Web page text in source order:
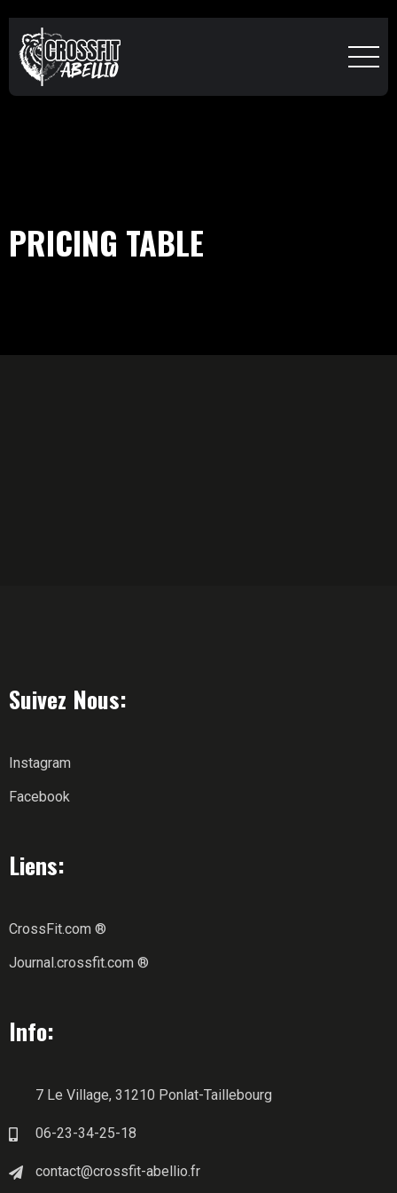
PRICING TABLE
Suivez Nous:
Instagram
Facebook
Liens:
CrossFit.com ®
Journal.crossfit.com ®
Info:
7 Le Village, 31210 Ponlat-Taillebourg
06-23-34-25-18
contact@crossfit-abellio.fr